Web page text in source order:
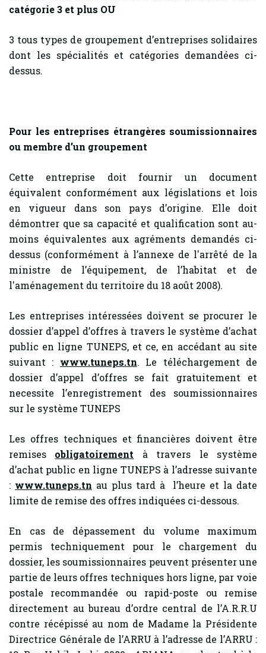
catégorie 3 et plus OU
3 tous types de groupement d’entreprises solidaires
dont les spécialités et catégories demandées ci-
dessus.
Pour les entreprises étrangères soumissionnaires
ou membre d’un groupement
Cette entreprise doit fournir un document
équivalent conformément aux législations et lois
en vigueur dans son pays d’origine. Elle doit
démontrer que sa capacité et qualification sont au-
moins équivalentes aux agréments demandés ci-
dessus (conformément à l’annexe de l'arrêté de la
ministre de l’équipement, de l’habitat et de
l'aménagement du territoire du 18 août 2008).
Les entreprises intéressées doivent se procurer le
dossier d’appel d’offres à travers le système d’achat
public en ligne TUNEPS, et ce, en accédant au site
suivant : www.tuneps.tn. Le téléchargement de
dossier d’appel d’offres se fait gratuitement et
necessite l’enregistrement des soumissionnaires
sur le système TUNEPS
Les offres techniques et financières doivent être
remises obligatoirement à travers le système
d’achat public en ligne TUNEPS à l’adresse suivante
: www.tuneps.tn au plus tard à l’heure et la date
limite de remise des offres indiquées ci-dessous.
En cas de dépassement du volume maximum
permis techniquement pour le chargement du
dossier, les soumissionnaires peuvent présenter une
partie de leurs offres techniques hors ligne, par voie
postale recommandée ou rapid-poste ou remise
directement au bureau d’ordre central de l’A.R.R.U
contre récépissé au nom de Madame la Présidente
Directrice Générale de l’ARRU à l’adresse de l’ARRU :